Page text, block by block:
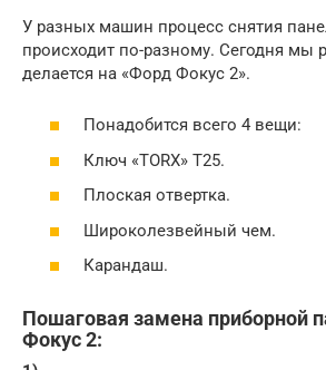
У разных машин процесс снятия
происходит по-разному. Сегодня мы
делается на «Форд Фокус 2».
Понадобится всего 4 вещи:
Ключ «TORX» T25.
Плоская отвертка.
Широколезвейный чем.
Карандаш.
Пошаговая замена приборной
Фокус 2: